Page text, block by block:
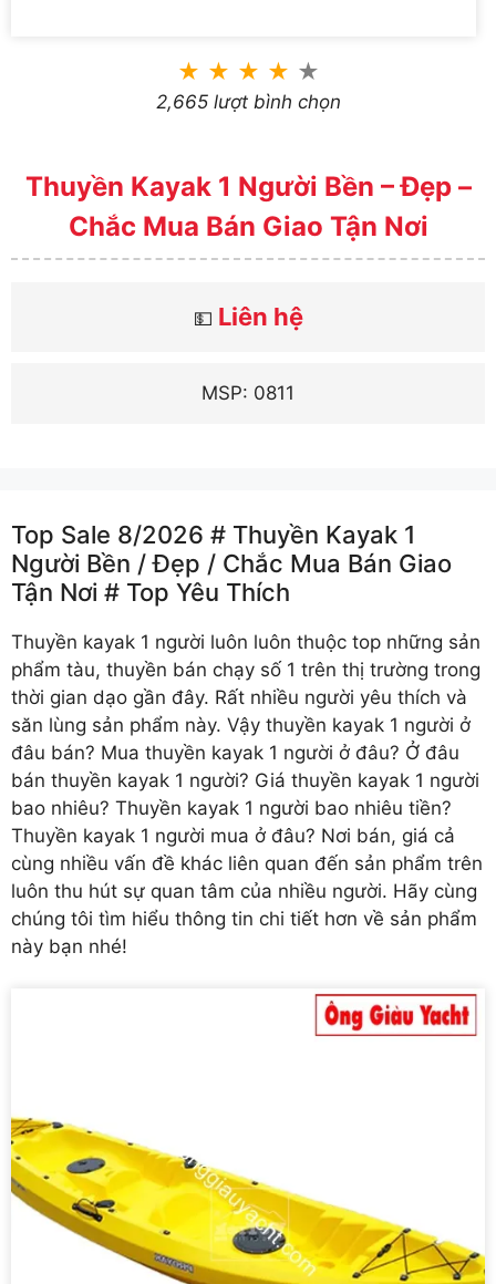
★ ★ ★ ★ ★
2,665 lượt bình chọn
Thuyền Kayak 1 Người Bền – Đẹp –
Chắc Mua Bán Giao Tận Nơi
💵 Liên hệ
MSP: 0811
Top Sale 8/2026 # Thuyền Kayak 1
Người Bền /️ Đẹp /️ Chắc Mua Bán Giao
Tận Nơi # Top Yêu Thích
Thuyền kayak 1 người luôn luôn thuộc top những sản
phẩm tàu, thuyền bán chạy số 1 trên thị trường trong
thời gian dạo gần đây. Rất nhiều người yêu thích và
săn lùng sản phẩm này. Vậy thuyền kayak 1 người ở
đâu bán? Mua thuyền kayak 1 người ở đâu? Ở đâu
bán thuyền kayak 1 người? Giá thuyền kayak 1 người
bao nhiêu? Thuyền kayak 1 người bao nhiêu tiền?
Thuyền kayak 1 người mua ở đâu? Nơi bán, giá cả
cùng nhiều vấn đề khác liên quan đến sản phẩm trên
luôn thu hút sự quan tâm của nhiều người. Hãy cùng
chúng tôi tìm hiểu thông tin chi tiết hơn về sản phẩm
này bạn nhé!